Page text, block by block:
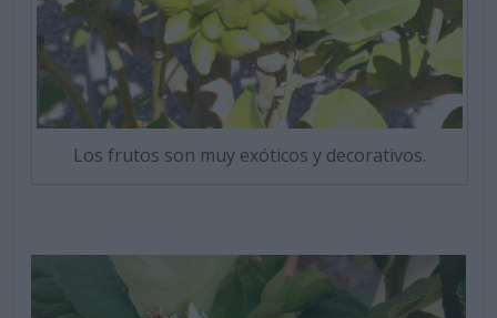
Los frutos son muy exóticos y decorativos.